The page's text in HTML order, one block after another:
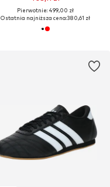
Pierwotnie: 499,00 zł
Ostatnia najniższa cena:380,61 zł